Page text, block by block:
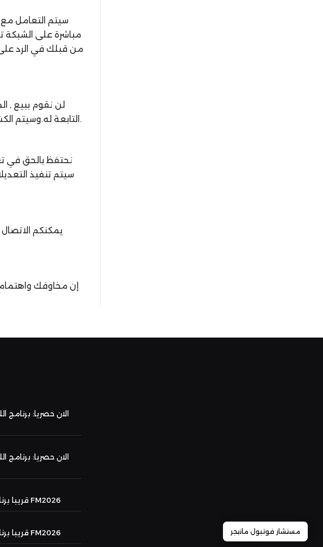
سيتم التعامل
مباشرة على الشبكة
من قبلك في الرد على
لن نقوم ببيع ,
التابعة له.وسيتم الكشف عن المعلومات فقط في حالة صدور أمر بذلك من قبل أي سلطة قضائية أو تنظيمية.
نحتفظ بالحق في
سيتم تنفيذ
يمكنكم
إن مخاوفك
قريبا برنامج اللغه العربيه فتبول مانيجر FM2026
قريبا برنامج اللغه العربيه فتبول مانيجر FM2026 مستشار فوتبول مانيجر